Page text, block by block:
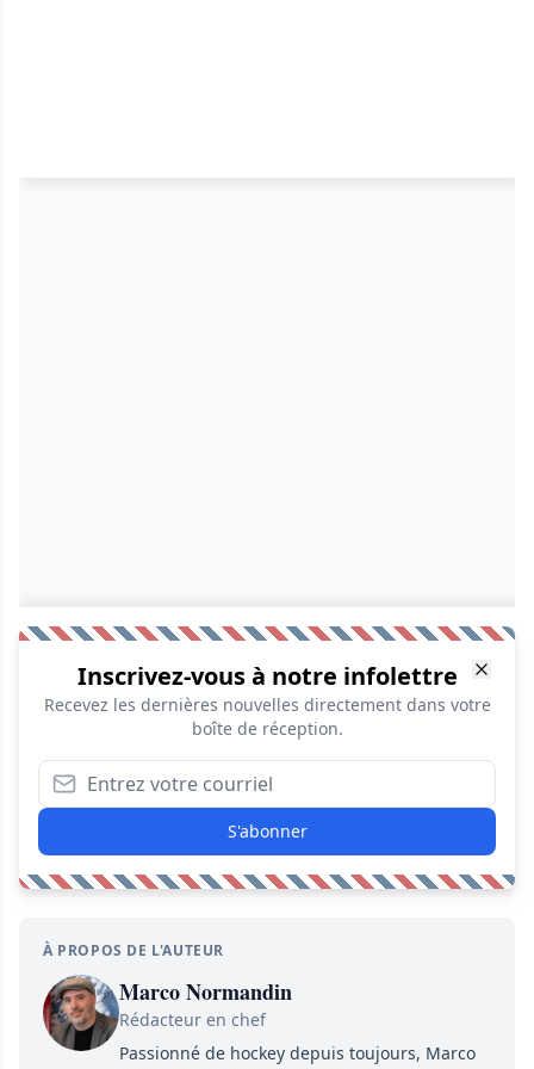
Inscrivez-vous à notre infolettre
Recevez les dernières nouvelles directement dans votre
boîte de réception.
S'abonner
À PROPOS DE L'AUTEUR
Marco Normandin
Rédacteur en chef
Passionné de hockey depuis toujours, Marco